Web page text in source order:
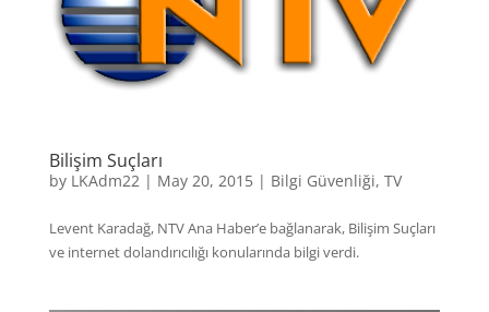
Bilişim Suçları
by LKAdm22 | May 20, 2015| Bilgi Güvenliği, TV
Levent Karadağ, NTV Ana Haber’e bağlanarak, Bilişim Suçları
ve internet dolandırıcılığı konularında bilgi verdi.